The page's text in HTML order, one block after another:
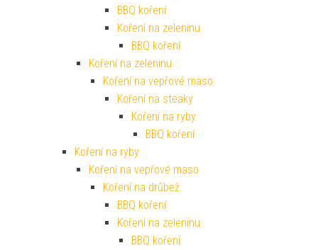
BBQ koření
Koření na zeleninu
BBQ koření
Koření na zeleninu
Koření na vepřové maso
Koření na steaky
Koření na ryby
BBQ koření
Koření na ryby
Koření na vepřové maso
Koření na drůbež
BBQ koření
Koření na zeleninu
BBQ koření